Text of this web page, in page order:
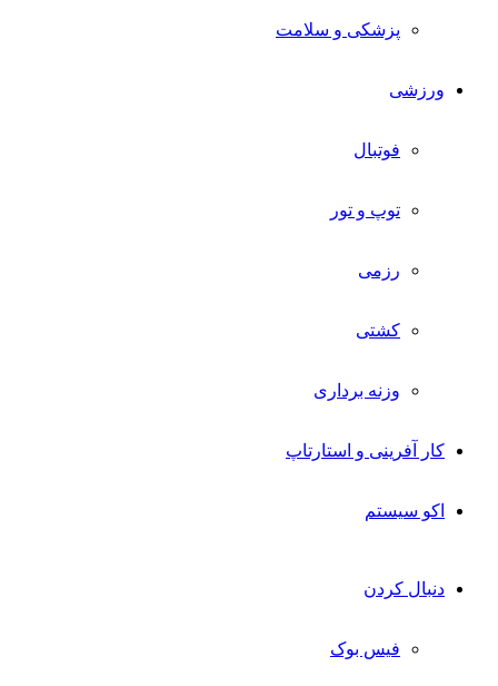
پزشکی و سلامت
ورزشی
فوتبال
توپ و تور
رزمی
کشتی
وزنه برداری
کار آفرینی و استارتاپ
اکو سیستم
دنبال کردن
فیس بوک